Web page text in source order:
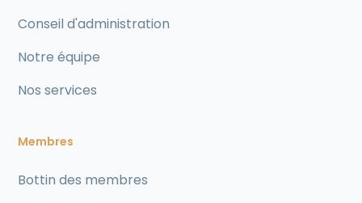
Conseil d'administration
Notre équipe
Nos services
Membres
Bottin des membres